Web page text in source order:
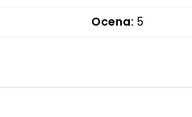
Ocena: 5